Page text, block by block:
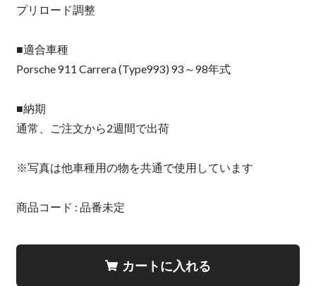
プリロード調整
■適合車種
Porsche 911 Carrera (Type993) 93～98年式
■納期
通常、ご注文から2週間で出荷
※写真は他車種用の物を共通で使用しています
商品コード : 品番未定
カートに入れる